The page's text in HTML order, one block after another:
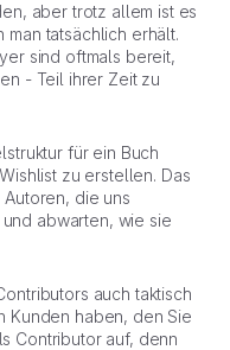
aber trotz allem ist es
tatsächlich erhält.
sind oftmals bereit,
- Teil ihrer Zeit zu
für ein Buch
zu erstellen. Das
die uns
abwarten, wie sie
auch taktisch
Kunden haben, den Sie
Contributor auf, denn